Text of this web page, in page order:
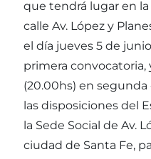
que tendrá lugar en
calle Av. López y
el día jueves 5 de
primera convocatoria,
(20.00hs) en
las disposiciones del
la Sede Social de Av.
ciudad de Santa Fe,